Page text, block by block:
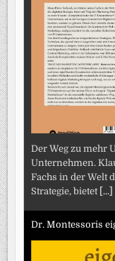
Der Weg zu mehr
Unternehmen.
Fachs in der Welt
Strategie, bietet [...]
Dr. Montessoris